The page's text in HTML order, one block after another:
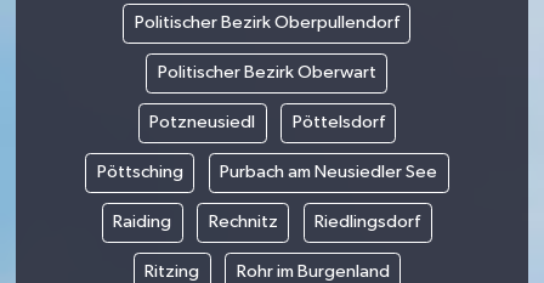
Politischer Bezirk Oberpullendorf
Politischer Bezirk Oberwart
Potzneusiedl Pöttelsdorf
Pöttsching Purbach am Neusiedler See
Raiding Rechnitz Riedlingsdorf
Ritzing Rohr im Burgenland